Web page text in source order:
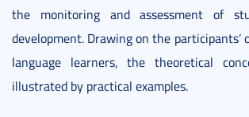
the monitoring and assessment of
development. Drawing on the participants’
language learners, the theoretical
illustrated by practical examples.